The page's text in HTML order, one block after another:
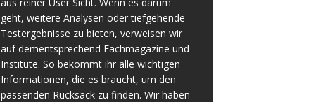
geht, weitere Analysen oder tiefgehende
Testergebnisse zu bieten, verweisen wir
auf dementsprechend Fachmagazine und
Institute. So bekommt ihr alle wichtigen
Informationen, die es braucht, um den
passenden Rucksack zu finden. Wir haben